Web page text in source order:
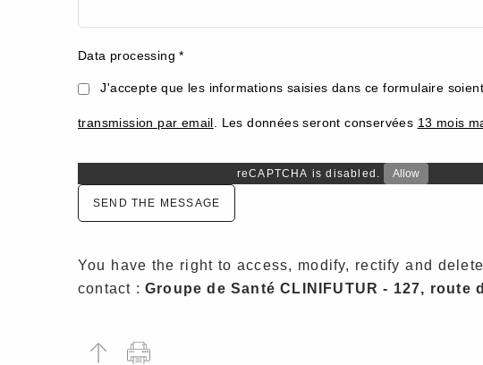
Data processing *
J'accepte que les informations saisies dans ce formulaire
transmission par email . Les données seront conservées 13 mois
reCAPTCHA is disabled. Allow
SEND THE MESSAGE
You have the right to access, modify, rectify and
contact : Groupe de Santé CLINIFUTUR - 127, route